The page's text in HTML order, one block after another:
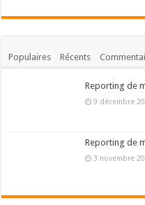
Populaires Récents
Reporting de
9 décembre
Reporting de
3 novembre